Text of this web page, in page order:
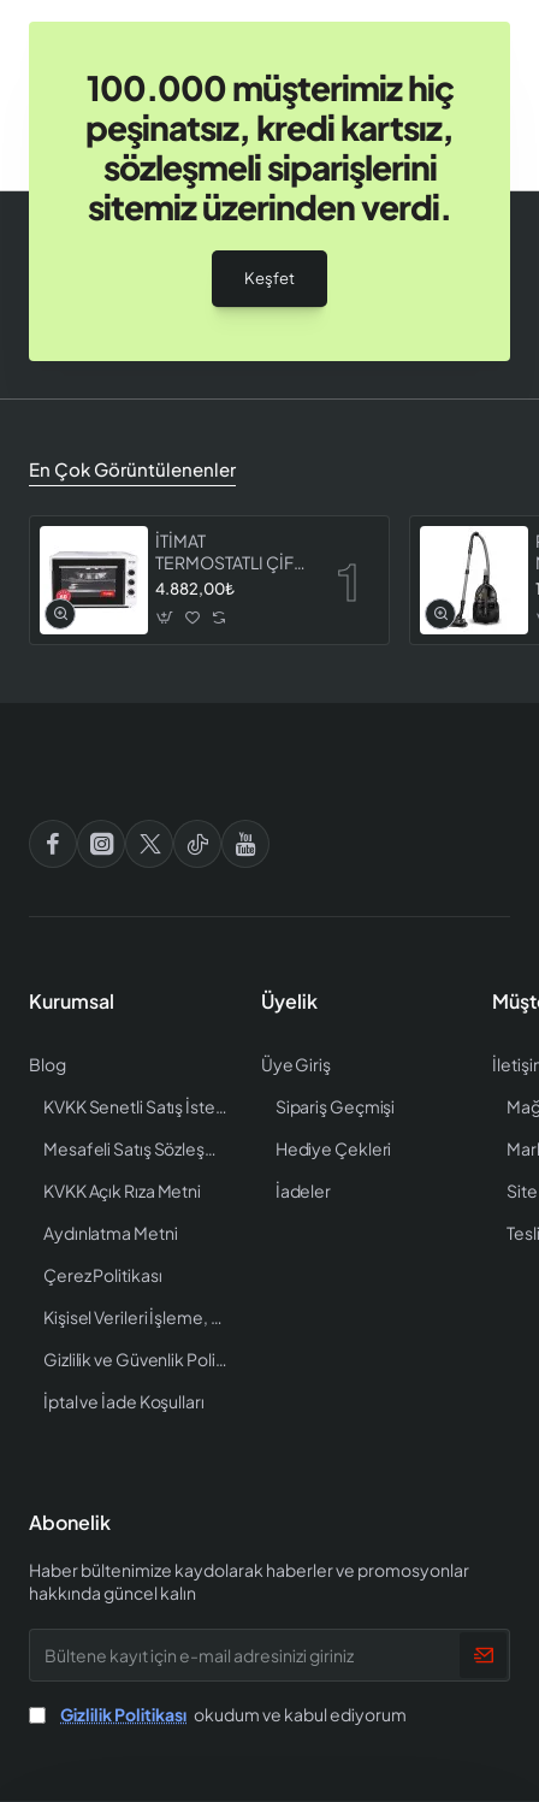
100.000 müşterimiz hiç
peşinatsız, kredi kartsız,
sözleşmeli siparişlerini
sitemiz üzerinden verdi.
Keşfet
En Çok Görüntülenenler
İTİMAT
TERMOSTATLI ÇİFT
CAMLI FIRIN 8060
4.882,00₺
Kurumsal
Blog
KVKK Senetli Satış İstenen Bilgiler
Mesafeli Satış Sözleşmesi
KVKK Açık Rıza Metni
Aydınlatma Metni
Çerez Politikası
Kişisel Verileri İşleme, Saklama ve İmha Politikası
Gizlilik ve Güvenlik Politikası
İptal ve İade Koşulları
Üyelik
Üye Giriş
Sipariş Geçmişi
Hediye Çekleri
İadeler
Site
Abonelik
Haber bültenimize kaydolarak haberler ve promosyonlar
hakkında güncel kalın
kayıt
için
e-
mail
Gizlilik Politikası okudum ve kabul ediyorum